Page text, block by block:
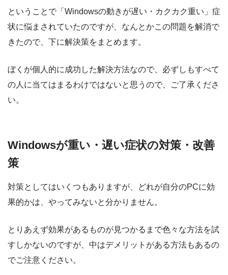
ということで「Windowsの動きが遅い・カクカク重い」症
状に悩まされていたのですが、なんとかこの問題を解消で
きたので、下に解決策をまとめます。
ぼくが個人的に成功した解決方法なので、必ずしもすべて
の人に当てはまるわけではないと思うので、ご了承くださ
い。
Windowsが重い・遅い症状の対策・改善
策
対策としてはいくつもありますが、どれが自分のPCに効
果的かは、やってみないと分かりません。
とりあえず効果があるものが見つかるまで色々な方法を試
すしかないのですが、中はデメリットがある方法もあるの
でご注意ください。